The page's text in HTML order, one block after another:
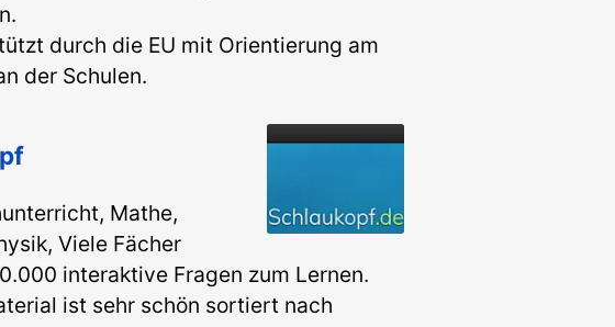
durch die EU mit Orientierung am
der Schulen.
Mathe,
Viele Fächer
interaktive Fragen zum Lernen.
ist sehr schön sortiert nach